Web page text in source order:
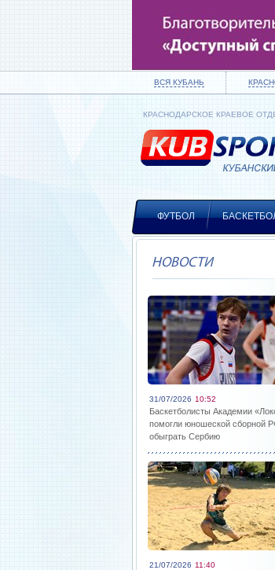
ВСЯ КУБАНЬ
КРАСНОДАРСКОЕ КРАЕВОЕ
ФУТБОЛ
НОВОСТИ
31/07/2026 10:52
Баскетболисты Академии
помогли юношеской сборной
обыграть Сербию
21/07/2026 11:40